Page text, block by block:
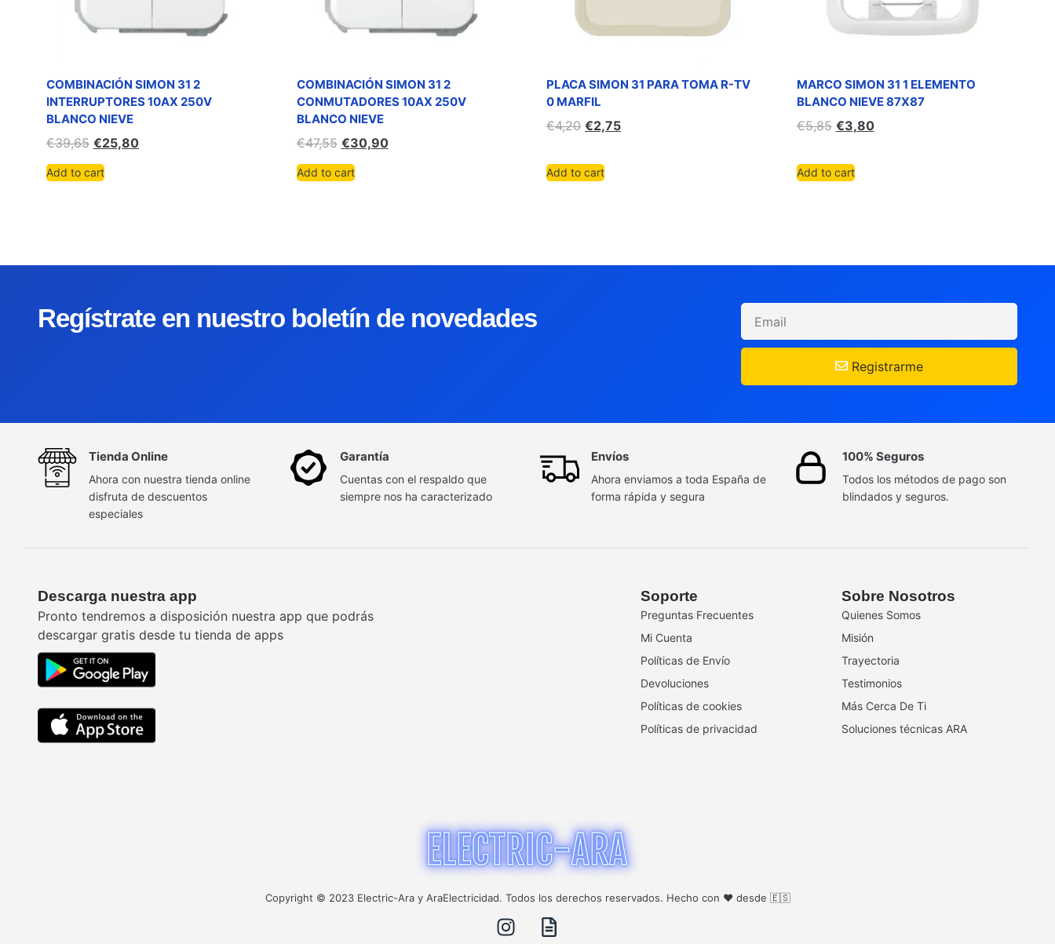
COMBINACIÓN SIMON 31 2
INTERRUPTORES 10AX 250V
BLANCO NIEVE
€39,65 €25,80
Add to cart
COMBINACIÓN SIMON 31 2
CONMUTADORES 10AX 250V
BLANCO NIEVE
€47,55 €30,90
Add to cart
PLACA SIMON 31 PARA TOMA R-TV
0 MARFIL
€4,20 €2,75
Add to cart
MARCO SIMON 31 1 ELEMENTO
BLANCO NIEVE 87X87
€5,85 €3,80
Add to cart
Regístrate en nuestro boletín de novedades
Registrarme
Tienda Online
Ahora con nuestra tienda online
disfruta de descuentos
especiales
Garantía
Cuentas con el respaldo que
siempre nos ha caracterizado
Envíos
Ahora enviamos a toda España de
forma rápida y segura
100% Seguros
Todos los métodos de pago son
blindados y seguros.
Descarga nuestra app
Pronto tendremos a disposición nuestra app que podrás
descargar gratis desde tu tienda de apps
Soporte
Preguntas Frecuentes
Mi Cuenta
Políticas de Envío
Devoluciones
Políticas de cookies
Políticas de privacidad
Sobre Nosotros
Quienes Somos
Misión
Trayectoria
Testimonios
Más Cerca De Ti
Soluciones técnicas ARA
Copyright © 2023 Electric-Ara y AraElectricidad. Todos los derechos reservados. Hecho con ❤️ desde 🇪🇸